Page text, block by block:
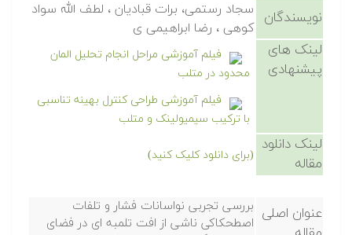
نویسندگان
سجاد رستمی، برات قبادیان ، لطف الله سواد
کوهی ، رضا ابراهیمی ی
لینک های
پیشنهادی
فیلم آموزشی مراحل انجام تحلیل المان
محدود در متلب
فیلم آموزشی طراحی کنترل بهینه تناسبی
با ترکیب سیمیولینک و متلب
لینک دانلود
مقاله
(برای دانلود کلیک کنید)
عنوان اصلی بررسی تجربی نواسانات فشار و تلفات
اصطحکاکی ناشی از افت تلمبه ای در فضای